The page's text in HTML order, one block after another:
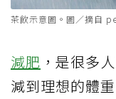
茶飲示意圖。圖／摘自
減肥 ，是很多
減到理想的體